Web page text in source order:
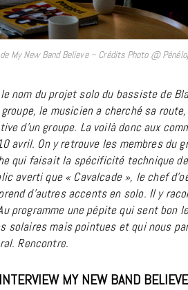
My New Band Believe – Crédits Photo @
nom du projet solo du bassiste de
le musicien a cherché sa
d’un groupe. La voilà donc aux
avril. On y retrouve les membres du
qui faisait la spécificité technique
averti que « Cavalcade », le chef
d’autres accents en solo. Il y
programme une pépite qui sent bon
solaires mais pointues et qui nous
Rencontre.
INTERVIEW MY NEW BAND BELIEVE
Les